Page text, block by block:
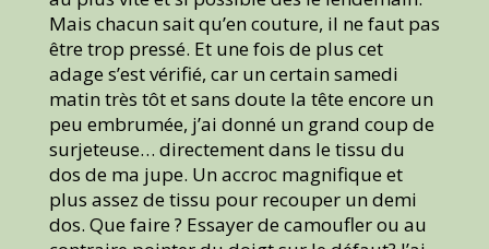
Mais chacun sait qu’en couture, il ne faut pas
être trop pressé. Et une fois de plus cet
adage s’est vérifié, car un certain samedi
matin très tôt et sans doute la tête encore un
peu embrumée, j’ai donné un grand coup de
surjeteuse… directement dans le tissu du
dos de ma jupe. Un accroc magnifique et
plus assez de tissu pour recouper un demi
dos. Que faire ? Essayer de camoufler ou au